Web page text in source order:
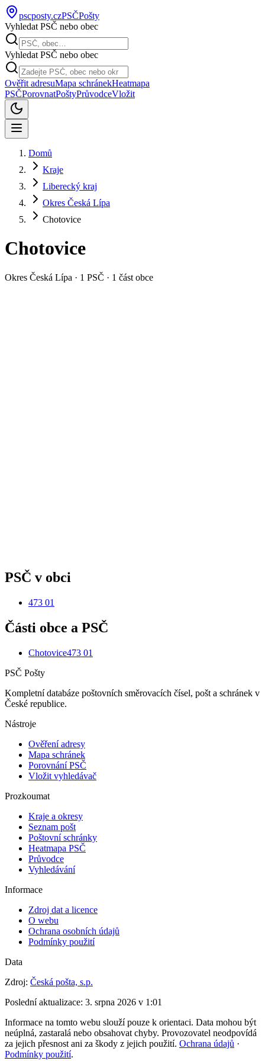
pscposty.czPSČPošty
Vyhledat PSČ nebo obec
Vyhledat PSČ nebo obec
Ověřit adresuMapa schránekHeatmapa
PSČPorovnatPoštyPrůvodceVložit
Domů
Kraje
Liberecký kraj
Okres Česká Lípa
Chotovice
Chotovice
Okres Česká Lípa · 1 PSČ · 1 část obce
PSČ v obci
473 01
Části obce a PSČ
Chotovice473 01
PSČ Pošty
Kompletní databáze poštovních směrovacích čísel, pošt a schránek v
České republice.
Nástroje
Ověření adresy
Mapa schránek
Porovnání PSČ
Vložit vyhledávač
Prozkoumat
Kraje a okresy
Seznam pošt
Poštovní schránky
Heatmapa PSČ
Průvodce
Vyhledávání
Informace
Zdroj dat a licence
O webu
Ochrana osobních údajů
Podmínky použití
Data
Zdroj: Česká pošta, s.p.
Poslední aktualizace: 3. srpna 2026 v 1:01
Informace na tomto webu slouží pouze k orientaci. Data mohou být
neúplná, zastaralá nebo obsahovat chyby. Provozovatel neodpovídá
za jejich přesnost ani za škody z jejich použití. Ochrana údajů ·
Podmínky použití.